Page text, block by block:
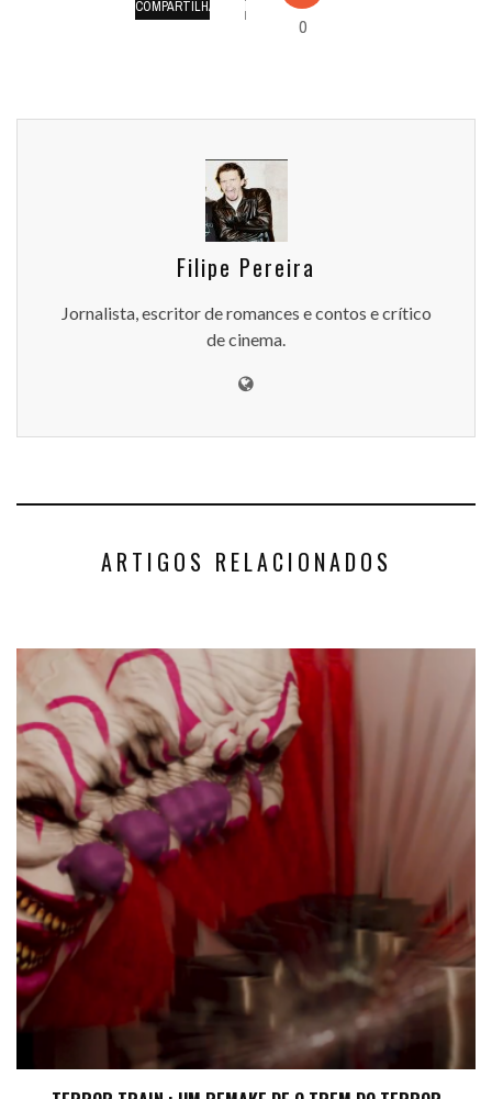
COMPARTILHAMENTOS
0
Filipe Pereira
Jornalista, escritor de romances e contos e crítico
de cinema.
ARTIGOS RELACIONADOS